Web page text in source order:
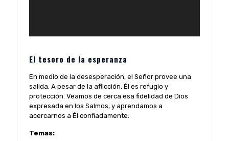
El tesoro de la esperanza
En medio de la desesperación, el Señor provee una
salida. A pesar de la aflicción, Él es refugio y
protección. Veamos de cerca esa fidelidad de Dios
expresada en los Salmos, y aprendamos a
acercarnos a Él confiadamente.
Temas: